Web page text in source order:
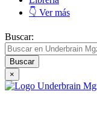
👇 Ver más
Buscar:
×